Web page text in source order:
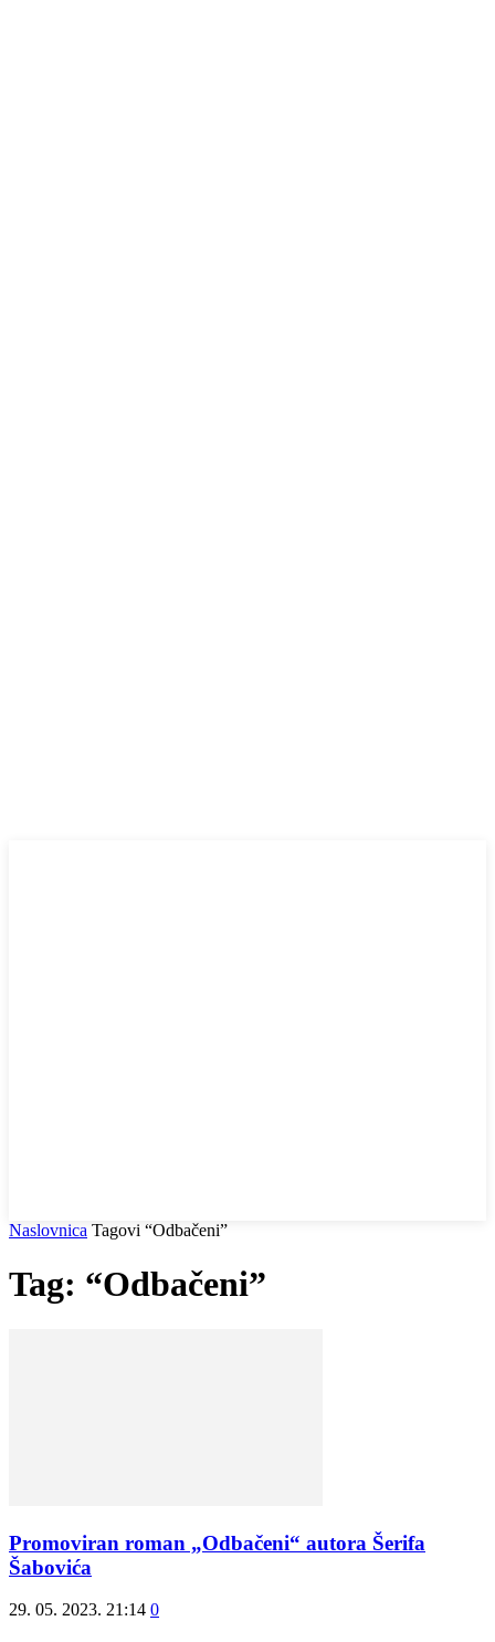
Naslovnica Tagovi “Odbačeni”
Tag: “Odbačeni”
Promoviran roman „Odbačeni“ autora Šerifa
Šabovića
29. 05. 2023. 21:14 0